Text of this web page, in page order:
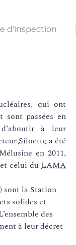
d'inspection
qui ont
sont passées en
à leur
Siloette a été
en 2011,
celui du LAMA
sont la Station
solides et
des
à leur décret